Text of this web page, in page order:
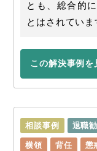
とも、総合的
とはされていま
この解決事例を
相談事例 退職
横領 背任 懲